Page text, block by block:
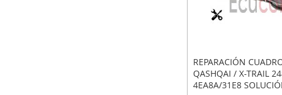
REPARACIÓN
QASHQAI / X-TRAIL
4EA8A/31E8